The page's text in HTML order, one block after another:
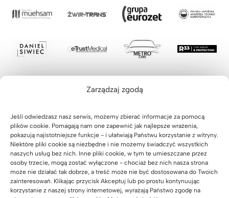
Zarządzaj zgodą
Jeśli odwiedzasz nasz serwis, możemy zbierać informacje za pomocą
plików cookie. Pomagają nam one zapewnić jak najlepsze wrażenia,
pokazują najistotniejsze funkcje - i ułatwiają Państwu korzystanie z witryny.
Niektóre pliki cookie są niezbędne i nie możemy świadczyć wszystkich
naszych usług bez nich. Inne pliki cookie, w tym te umieszczane przez
osoby trzecie, mogą zostać wyłączone - chociaż bez nich nasza strona
może nie działać tak dobrze, a treść może nie być dostosowana do Twoich
zainteresowań. Klikając przycisk Akceptuj lub po prostu kontynuując
korzystanie z naszej strony internetowej, wyrażają Państwo zgodę na